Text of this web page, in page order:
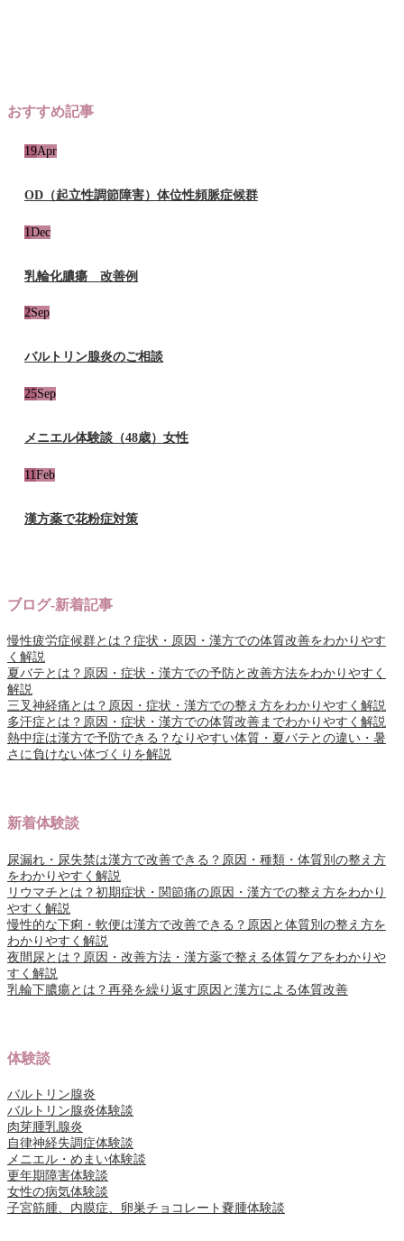
おすすめ記事
19Apr
OD（起立性調節障害）体位性頻脈症候群
1Dec
乳輪化膿瘍 改善例
2Sep
バルトリン腺炎のご相談
25Sep
メニエル体験談（48歳）女性
11Feb
漢方薬で花粉症対策
ブログ-新着記事
慢性疲労症候群とは？症状・原因・漢方での体質改善をわかりやす
く解説
夏バテとは？原因・症状・漢方での予防と改善方法をわかりやすく
解説
三叉神経痛とは？原因・症状・漢方での整え方をわかりやすく解説
多汗症とは？原因・症状・漢方での体質改善までわかりやすく解説
熱中症は漢方で予防できる？なりやすい体質・夏バテとの違い・暑
さに負けない体づくりを解説
新着体験談
尿漏れ・尿失禁は漢方で改善できる？原因・種類・体質別の整え方
をわかりやすく解説
リウマチとは？初期症状・関節痛の原因・漢方での整え方をわかり
やすく解説
慢性的な下痢・軟便は漢方で改善できる？原因と体質別の整え方を
わかりやすく解説
夜間尿とは？原因・改善方法・漢方薬で整える体質ケアをわかりや
すく解説
乳輪下膿瘍とは？再発を繰り返す原因と漢方による体質改善
体験談
バルトリン腺炎
バルトリン腺炎体験談
肉芽腫乳腺炎
自律神経失調症体験談
メニエル・めまい体験談
更年期障害体験談
女性の病気体験談
子宮筋腫、内膜症、卵巣チョコレート嚢腫体験談